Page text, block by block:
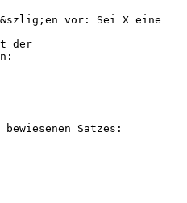
vor: Sei X eine
der
Satzes: